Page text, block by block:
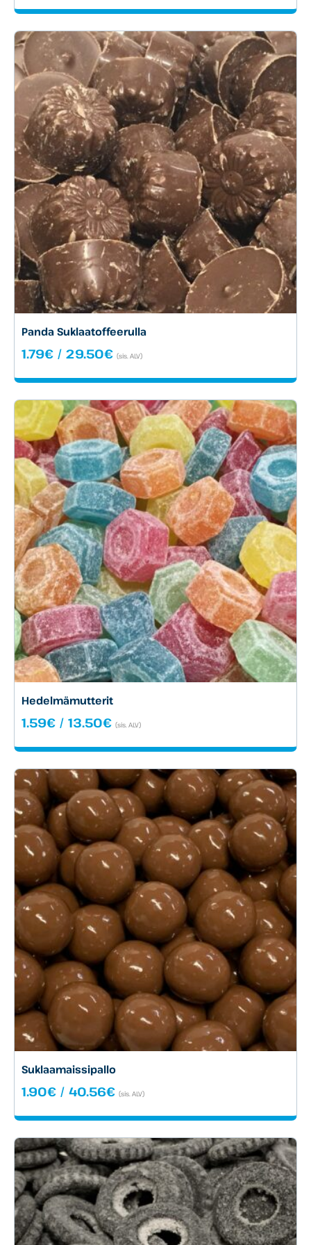
-
Panda Suklaatoffeerulla
1.79€ / 29.50€Hintaluokka:
-
(sis. ALV)
Hedelmämutterit
1.59€ / 13.50€Hintaluokka:
-
(sis. ALV)
Suklaamaissipallo
1.90€ / 40.56€Hintaluokka:
-
(sis. ALV)